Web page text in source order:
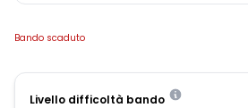
Bando scaduto
Livello difficoltà bando